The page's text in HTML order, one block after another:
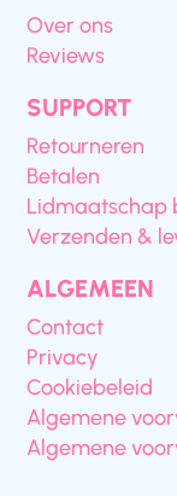
Over ons
Reviews
SUPPORT
Retourneren
Betalen
Lidmaatschap
Verzenden &
ALGEMEEN
Contact
Privacy
Cookiebeleid
Algemene
Algemene